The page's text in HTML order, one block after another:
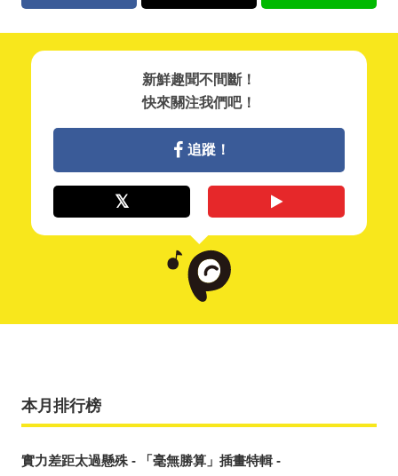
新鮮趣聞不間斷！
快來關注我們吧！
追蹤！
本月排行榜
實力差距太過懸殊 - 「毫無勝算」插畫特輯 -